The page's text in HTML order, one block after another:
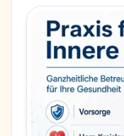
Internist Dr.
Bundesland
Hessen
Stadt
Offenbach am
Adresse
Platz der